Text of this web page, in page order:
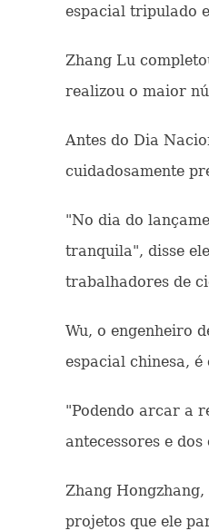
espacial tripulado
Zhang Lu
realizou o maior
Antes do Dia
cuidadosamente
"No dia do
tranquila", disse
trabalhadores de
Wu, o engenheiro
espacial chinesa,
"Podendo arcar a
antecessores e
Zhang
projetos que ele